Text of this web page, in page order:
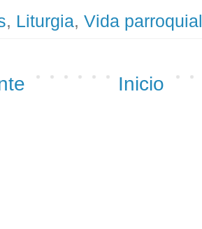
, Liturgia, Vida parroquial
Inicio